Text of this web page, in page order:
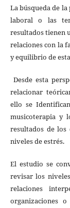
La búsqueda de
laboral o las
resultados tienen
relaciones con la
y equilibrio de
Desde esta
relacionar
ello se
musicoterapia y
resultados de los
niveles de estrés.
El estudio se
revisar los
relaciones
organizaciones